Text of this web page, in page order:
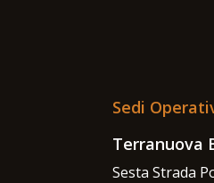
Sedi
Terranuova
Sesta Strada